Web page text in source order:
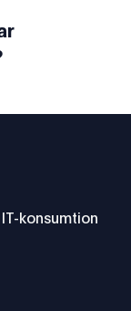
konsumtion